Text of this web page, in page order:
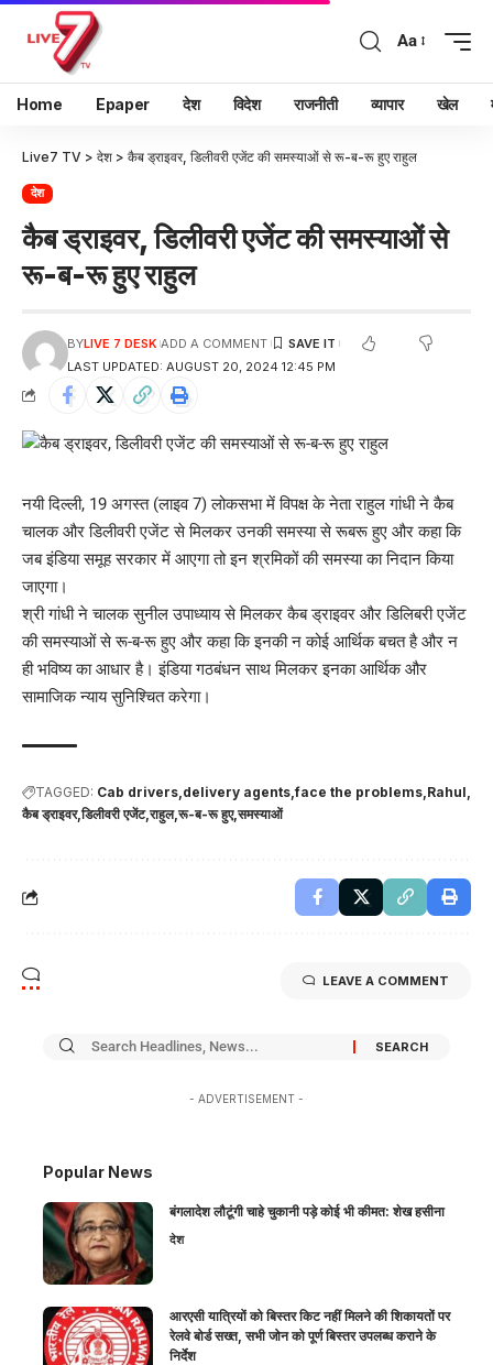
Aa
Home Epaper देश विदेश राजनीती व्यापार खेल
Live7 TV > देश > कैब ड्राइवर, डिलीवरी एजेंट की समस्याओं से रू-ब-रू हुए राहुल
देश
कैब ड्राइवर, डिलीवरी एजेंट की समस्याओं से
रू-ब-रू हुए राहुल
LAST UPDATED: AUGUST 20, 2024 12:45 PM
BYLIVE 7 DESK ADD A COMMENT
नयी दिल्ली, 19 अगस्त (लाइव 7) लोकसभा में विपक्ष के नेता राहुल गांधी ने कैब
चालक और डिलीवरी एजेंट से मिलकर उनकी समस्या से रूबरू हुए और कहा कि
जब इंडिया समूह सरकार में आएगा तो इन श्रमिकों की समस्या का निदान किया
जाएगा।
श्री गांधी ने चालक सुनील उपाध्याय से मिलकर कैब ड्राइवर और डिलिबरी एजेंट
की समस्याओं से रू-ब-रू हुए और कहा कि इनकी न कोई आर्थिक बचत है और न
ही भविष्य का आधार है। इंडिया गठबंधन साथ मिलकर इनका आर्थिक और
सामाजिक न्याय सुनिश्चित करेगा।
TAGGED: Cab drivers delivery agents face the problems Rahul
कैब ड्राइवर डिलीवरी एजेंट राहुल रू-ब-रू हुए समस्याओं
LEAVE A COMMENT
- ADVERTISEMENT -
Popular News
बंगलादेश लौटूंगी चाहे चुकानी पड़े कोई भी कीमत: शेख हसीना
देश
आरएसी यात्रियों को बिस्तर किट नहीं मिलने की शिकायतों पर
रेलवे बोर्ड सख्त, सभी जोन को पूर्ण बिस्तर उपलब्ध कराने के
निर्देश